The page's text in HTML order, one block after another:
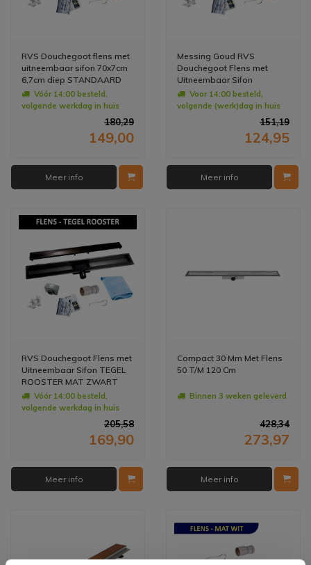
RVS Douchegoot flens met
uitneembaar sifon 70x7cm
6,7cm diep STANDAARD
ROOSTER
Vóór 14:00 besteld,
volgende werkdag in huis
180,29
149,00
Meer info
Messing Goud RVS
Douchegoot Flens met
Uitneembaar Sifon
MESSING GOUD ROOSTER
(alle maten)
Voor 14:00 besteld,
volgende (werk)dag in huis
151,19
124,95
Meer info
RVS Douchegoot Flens met
Uitneembaar Sifon TEGEL
ROOSTER MAT ZWART
(alle maten)
Vóór 14:00 besteld,
volgende werkdag in huis
205,58
169,90
Meer info
Compact 30 Mm Met Flens
50 T/M 120 Cm
Binnen 3 weken geleverd
428,34
273,97
Meer info